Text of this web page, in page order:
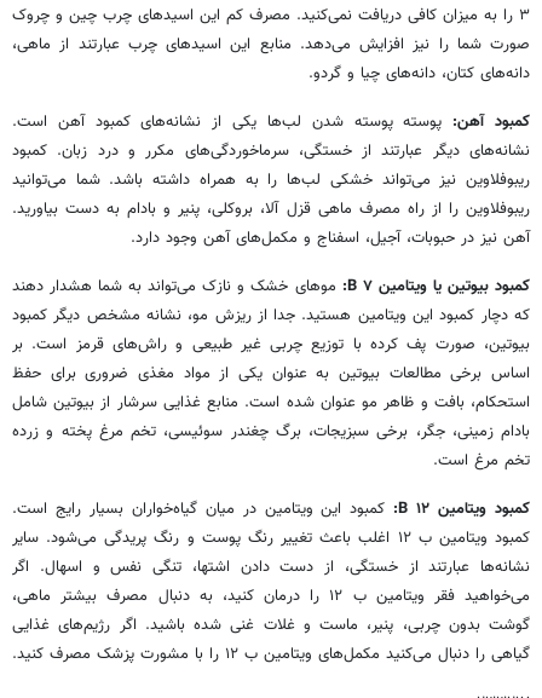
۳ را به میزان کافی دریافت نمی‌کنید. مصرف کم این اسیدهای چرب چین و چروک
صورت شما را نیز افزایش می‌دهد. منابع این اسیدهای چرب عبارتند از ماهی،
دانه‌های کتان، دانه‌های چیا و گردو.
کمبود آهن: پوسته پوسته شدن لب‌ها یکی از نشانه‌های کمبود آهن است.
نشانه‌های دیگر عبارتند از خستگی، سرماخوردگی‌های مکرر و درد زبان. کمبود
ریبوفلاوین نیز می‌تواند خشکی لب‌ها را به همراه داشته باشد. شما می‌توانید
ریبوفلاوین را از راه مصرف ماهی قزل آلا، بروکلی، پنیر و بادام به دست بیاورید.
آهن نیز در حبوبات، آجیل، اسفناج و مکمل‌های آهن وجود دارد.
کمبود بیوتین یا ویتامین B ۷:
موهای خشک و نازک می‌تواند به شما هشدار دهند
که دچار کمبود این ویتامین هستید. جدا از ریزش مو، نشانه مشخص دیگر کمبود
بیوتین، صورت پف کرده با توزیع چربی غیر طبیعی و راش‌های قرمز است. بر
اساس برخی مطالعات بیوتین به عنوان یکی از مواد مغذی ضروری برای حفظ
استحکام، بافت و ظاهر مو عنوان شده است. منابع غذایی سرشار از بیوتین شامل
بادام زمینی، جگر، برخی سبزیجات، برگ چغندر سوئیسی، تخم مرغ پخته و زرده
تخم مرغ است.
کمبود ویتامین B ۱۲:
کمبود این ویتامین در میان گیاه‌خواران بسیار رایج است.
کمبود ویتامین ب ۱۲ اغلب باعث تغییر رنگ پوست و رنگ پریدگی می‌شود. سایر
نشانه‌ها عبارتند از خستگی، از دست دادن اشتها، تنگی نفس و اسهال. اگر
می‌خواهید فقر ویتامین ب ۱۲ را درمان کنید، به دنبال مصرف بیشتر ماهی،
گوشت بدون چربی، پنیر، ماست و غلات غنی شده باشید. اگر رژیم‌های غذایی
گیاهی را دنبال می‌کنید مکمل‌های ویتامین ب ۱۲ را با مشورت پزشک مصرف کنید.